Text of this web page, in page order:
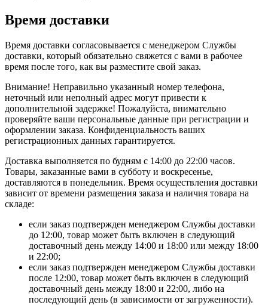
Время доставки
Время доставки согласовывается с менеджером Службы
доставки, который обязательно свяжется с вами в рабочее
время после того, как вы разместите свой заказ.
Внимание! Неправильно указанный номер телефона,
неточный или неполный адрес могут привести к
дополнительной задержке! Пожалуйста, внимательно
проверяйте ваши персональные данные при регистрации и
оформлении заказа. Конфиденциальность ваших
регистрационных данных гарантируется.
Доставка выполняется по будням с 14:00 до 22:00 часов.
Товары, заказанные вами в субботу и воскресенье,
доставляются в понедельник. Время осуществления доставки
зависит от времени размещения заказа и наличия товара на
складе:
если заказ подтвержден менеджером Службы доставки
до 12:00, товар может быть включен в следующий
доставочный день между 14:00 и 18:00 или между 18:00
и 22:00;
если заказ подтвержден менеджером Службы доставки
после 12:00, товар может быть включен в следующий
доставочный день между 18:00 и 22:00, либо на
последующий день (в зависимости от загруженности).